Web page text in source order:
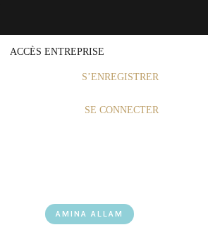
ACCÈS ENTREPRISE
S’ENREGISTRER
SE CONNECTER
AMINA ALLAM